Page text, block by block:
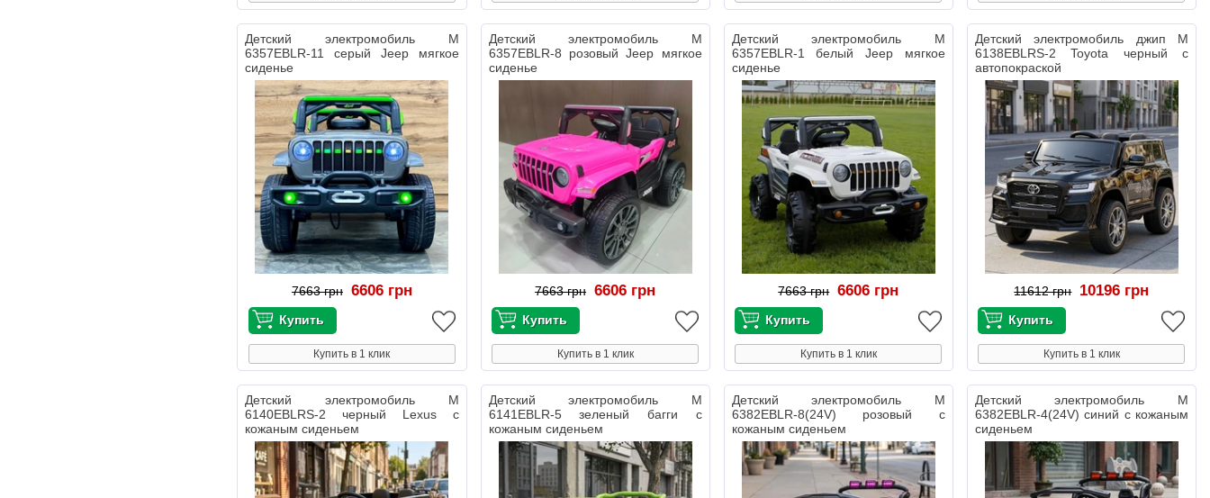
Детский электромобиль M
6357EBLR-11 серый Jeep мягкое
сиденье
7663 грн 6606 грн
Купить в 1 клик
Детский электромобиль M
6357EBLR-8 розовый Jeep мягкое
сиденье
7663 грн 6606 грн
Купить в 1 клик
Детский электромобиль M
6357EBLR-1 белый Jeep мягкое
сиденье
7663 грн 6606 грн
Купить в 1 клик
Детский электромобиль джип M
6138EBLRS-2 Toyota черный с
автопокраской
11612 грн 10196 грн
Купить в 1 клик
Детский электромобиль M
6140EBLRS-2 черный Lexus с
кожаным сиденьем
Детский электромобиль M
6141EBLR-5 зеленый багги с
кожаным сиденьем
Детский электромобиль M
6382EBLR-8(24V) розовый с
кожаным сиденьем
Детский электромобиль M
6382EBLR-4(24V) синий с кожаным
сиденьем